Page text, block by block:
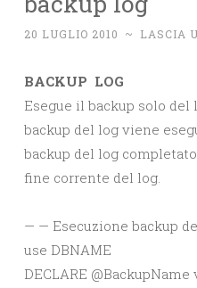
20 LUGLIO 2010 ~ LASCIA
BACKUP LOG
Esegue il backup solo
backup del log viene
backup del log
fine corrente del log.
— — Esecuzione backup
use DBNAME
DECLARE @BackupName